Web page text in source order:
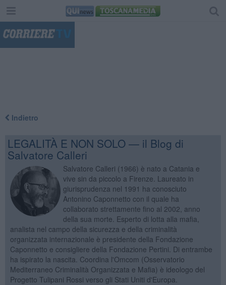
Indietro
LEGALITÀ E NON SOLO — il Blog di
Salvatore Calleri
Salvatore Calleri (1966) è nato a Catania e
vive sin da piccolo a Firenze. Laureato in
giurisprudenza nel 1991 ha conosciuto
Antonino Caponnetto con il quale ha
collaborato strettamente fino al 2002, anno
della sua morte. Esperto di lotta alla mafia,
analista nel campo della sicurezza e della criminalità
organizzata internazionale è presidente della Fondazione
Caponnetto e consigliere della Fondazione Pertini. Di entrambe
ha ispirato la nascita. Coordina l'Omcom (Osservatorio
Mediterraneo Criminalità Organizzata e Mafia) è ideologo del
Progetto Tulipani Rossi verso gli Stati Uniti d'Europa.